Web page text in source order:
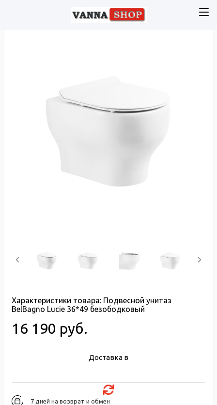
Характеристики товара: Подвесной унитаз
BelBagno Lucie 36*49 безободковый
16 190 руб.
Доставка в
7 дней на возврат и обмен